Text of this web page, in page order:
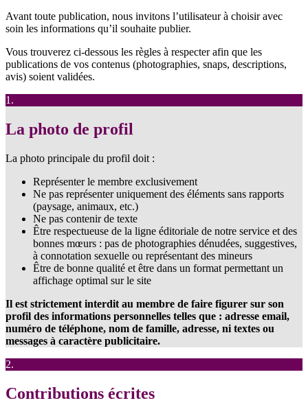
Avant toute publication, nous invitons l’utilisateur à choisir avec
soin les informations qu’il souhaite publier.
Vous trouverez ci-dessous les règles à respecter afin que les
publications de vos contenus (photographies, snaps, descriptions,
avis) soient validées.
1.
La photo de profil
La photo principale du profil doit :
Représenter le membre exclusivement
Ne pas représenter uniquement des éléments sans rapports
(paysage, animaux, etc.)
Ne pas contenir de texte
Être respectueuse de la ligne éditoriale de notre service et des
bonnes mœurs : pas de photographies dénudées, suggestives,
à connotation sexuelle ou représentant des mineurs
Être de bonne qualité et être dans un format permettant un
affichage optimal sur le site
Il est strictement interdit au membre de faire figurer sur son
profil des informations personnelles telles que : adresse email,
numéro de téléphone, nom de famille, adresse, ni textes ou
messages à caractère publicitaire.
2.
Contributions écrites